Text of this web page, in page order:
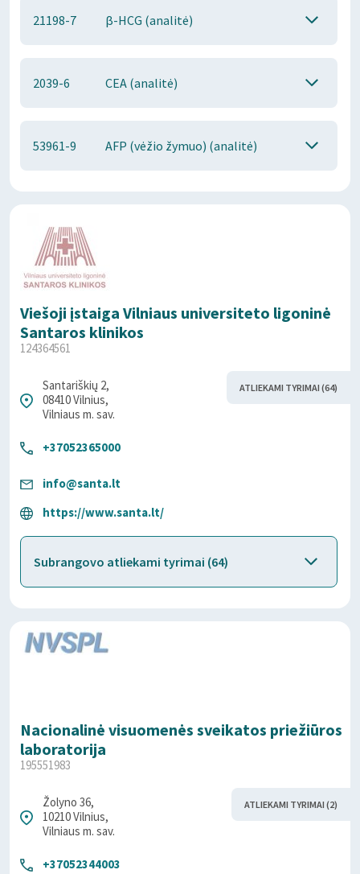
21198-7 β-HCG (analitė)
2039-6 CEA (analitė)
53961-9 AFP (vėžio žymuo) (analitė)
Viešoji įstaiga Vilniaus universiteto ligoninė
Santaros klinikos
124364561
ATLIEKAMI TYRIMAI (64)
Santariškių 2,
08410 Vilnius,
Vilniaus m. sav.
+37052365000
info@santa.lt
https://www.santa.lt/
Subrangovo atliekami tyrimai (64)
Nacionalinė visuomenės sveikatos priežiūros
laboratorija
195551983
ATLIEKAMI TYRIMAI (2)
Žolyno 36,
10210 Vilnius,
Vilniaus m. sav.
+37052344003